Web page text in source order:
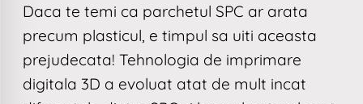
Daca te temi ca parchetul SPC ar arata
precum plasticul, e timpul sa uiti aceasta
prejudecata! Tehnologia de imprimare
digitala 3D a evoluat atat de mult incat